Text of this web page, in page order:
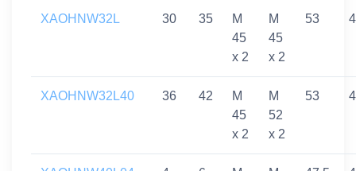
XAOHNW32L 30 35
M
45
x 2
M
45
x 2
53
XAOHNW32L40 36 42
M
45
x 2
M
52
x 2
53